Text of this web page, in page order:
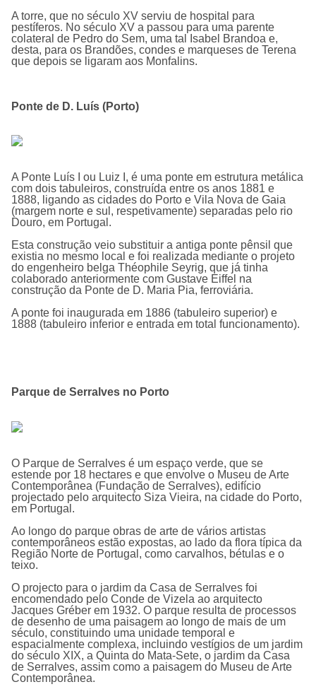
A torre, que no século XV serviu de hospital para
pestíferos. No século XV a passou para uma parente
colateral de Pedro do Sem, uma tal Isabel Brandoa e,
desta, para os Brandões, condes e marqueses de Terena
que depois se ligaram aos Monfalins.
Ponte de D. Luí­s (Porto)
A Ponte Luí­s I ou Luiz I , é uma ponte em estrutura metálica
com dois tabuleiros, construí­da entre os anos 1881 e
1888, ligando as cidades do Porto e Vila Nova de Gaia
(margem norte e sul, respetivamente) separadas pelo rio
Douro, em Portugal.
Esta construção veio substituir a antiga ponte pênsil que
existia no mesmo local e foi realizada mediante o projeto
do engenheiro belga Théophile Seyrig, que já tinha
colaborado anteriormente com Gustave Eiffel na
construção da Ponte de D. Maria Pia, ferroviária.
A ponte foi inaugurada em 1886 (tabuleiro superior) e
1888 (tabuleiro inferior e entrada em total funcionamento).
Parque de Serralves no Porto
O Parque de Serralves é um espaço verde, que se
estende por 18 hectares e que envolve o Museu de Arte
Contemporânea (Fundação de Serralves), edifí­cio
projectado pelo arquitecto Siza Vieira, na cidade do Porto,
em Portugal.
Ao longo do parque obras de arte de vários artistas
contemporâneos estão expostas, ao lado da flora tí­pica da
Região Norte de Portugal, como carvalhos, bétulas e o
teixo.
O projecto para o jardim da Casa de Serralves foi
encomendado pelo Conde de Vizela ao arquitecto
Jacques Gréber em 1932. O parque resulta de processos
de desenho de uma paisagem ao longo de mais de um
século, constituindo uma unidade temporal e
espacialmente complexa, incluindo vestí­gios de um jardim
do século XIX, a Quinta do Mata-Sete, o jardim da Casa
de Serralves, assim como a paisagem do Museu de Arte
Contemporânea.